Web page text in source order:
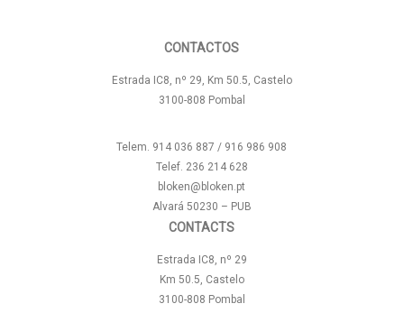
CONTACTOS
Estrada IC8, nº 29, Km 50.5, Castelo
3100-808 Pombal
Telem. 914 036 887 / 916 986 908
Telef. 236 214 628
bloken@bloken.pt
Alvará 50230 – PUB
CONTACTS
Estrada IC8, nº 29
Km 50.5, Castelo
3100-808 Pombal